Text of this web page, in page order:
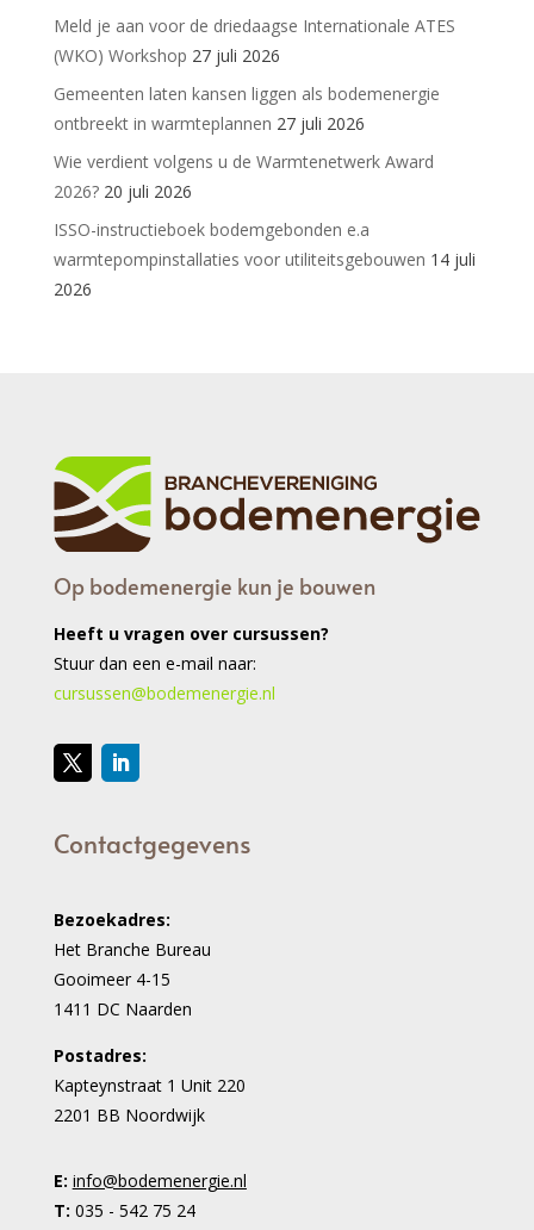
Meld je aan voor de driedaagse Internationale ATES
(WKO) Workshop 27 juli 2026
Gemeenten laten kansen liggen als bodemenergie
ontbreekt in warmteplannen 27 juli 2026
Wie verdient volgens u de Warmtenetwerk Award
2026? 20 juli 2026
ISSO-instructieboek bodemgebonden e.a
warmtepompinstallaties voor utiliteitsgebouwen 14 juli
2026
Op bodemenergie kun je bouwen
Heeft u vragen over cursussen?
Stuur dan een e-mail naar:
cursussen@bodemenergie.nl
Contactgegevens
Bezoekadres:
Het Branche Bureau
Gooimeer 4-15
1411 DC Naarden
Postadres:
Kapteynstraat 1 Unit 220
2201 BB Noordwijk
E: info@bodemenergie.nl
T: 035 - 542 75 24